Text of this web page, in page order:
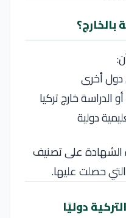
بالخارج؟
أخرى
خارج تركيا
دولية
الشهادة على تصنيف
التي حصلت عليها.
دوليًا